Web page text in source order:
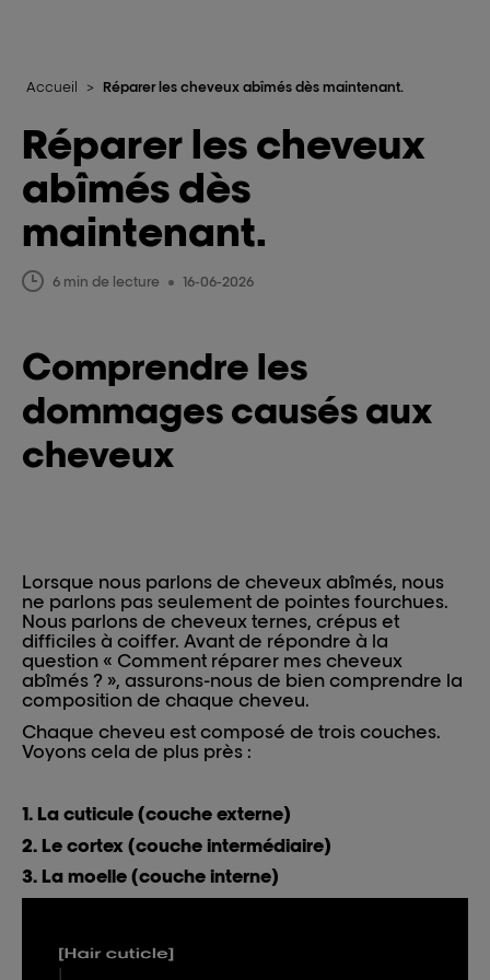
Accueil > Réparer les cheveux abîmés dès maintenant.
Réparer les cheveux
abîmés dès
maintenant.
6 min de lecture 16-06-2026
Comprendre les
dommages causés aux
cheveux
Lorsque nous parlons de cheveux abîmés, nous
ne parlons pas seulement de pointes fourchues.
Nous parlons de cheveux ternes, crépus et
difficiles à coiffer. Avant de répondre à la
question « Comment réparer mes cheveux
abîmés ? », assurons-nous de bien comprendre la
composition de chaque cheveu.
Chaque cheveu est composé de trois couches.
Voyons cela de plus près :
1. La cuticule (couche externe)
2. Le cortex (couche intermédiaire)
3. La moelle (couche interne)